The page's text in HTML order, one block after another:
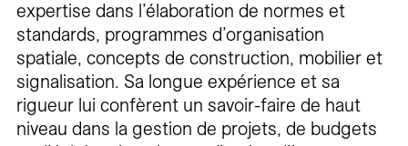
expertise dans l’élaboration de normes et
standards, programmes d’organisation
spatiale, concepts de construction, mobilier et
signalisation. Sa longue expérience et sa
rigueur lui confèrent un savoir-faire de haut
niveau dans la gestion de projets, de budgets